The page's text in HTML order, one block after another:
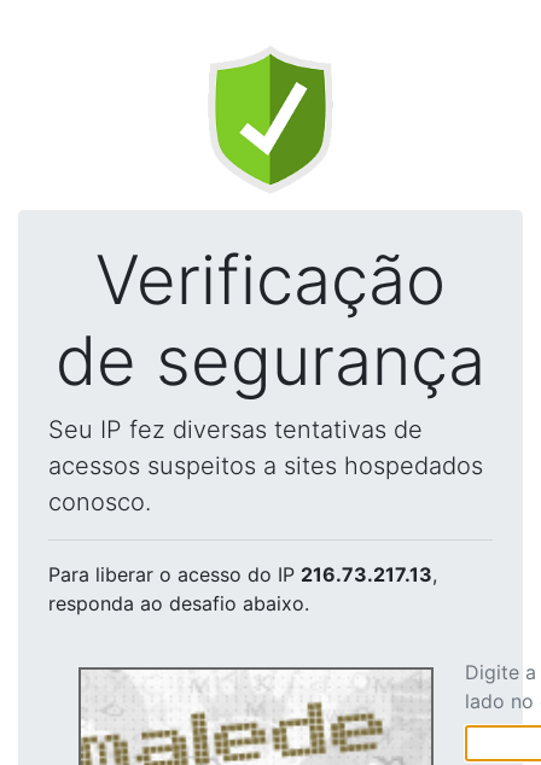
Verificação
de segurança
Seu IP fez diversas tentativas de
acessos suspeitos a sites hospedados
conosco.
Para liberar o acesso do IP 216.73.217.13,
responda ao desafio abaixo.
Digite
lado no